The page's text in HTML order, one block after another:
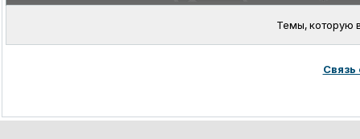
Темы, которую